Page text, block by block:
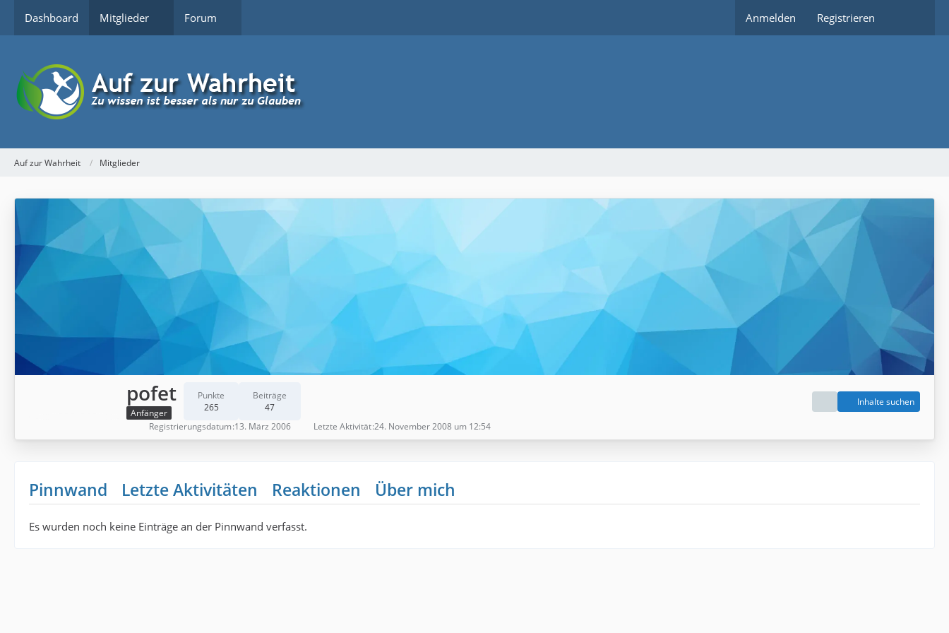
Dashboard Mitglieder Forum Anmelden Registrieren
Auf zur Wahrheit Mitglieder
pofet
Anfänger
Punkte
265
Beiträge
47
Inhalte suchen
Registrierungsdatum 13. März 2006 Letzte Aktivität 24. November 2008 um 12:54
Pinnwand Letzte Aktivitäten Reaktionen Über mich
Es wurden noch keine Einträge an der Pinnwand verfasst.